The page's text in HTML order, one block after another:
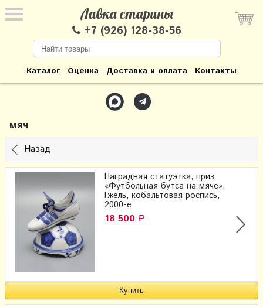
Лавка старины
+7 (926) 128-38-56
Каталог Оценка Доставка и оплата Контакты
мяч
Назад
Наградная статуэтка, приз
«Футбольная бутса на мяче»,
Гжель, кобальтовая роспись,
2000-е
18 500 Р